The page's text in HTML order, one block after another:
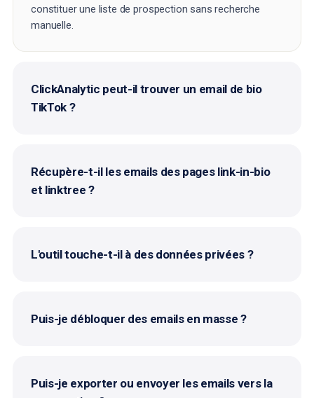
constituer une liste de prospection sans recherche
manuelle.
ClickAnalytic peut-il trouver un email de bio
TikTok ?
Récupère-t-il les emails des pages link-in-bio
et linktree ?
L'outil touche-t-il à des données privées ?
Puis-je débloquer des emails en masse ?
Puis-je exporter ou envoyer les emails vers la